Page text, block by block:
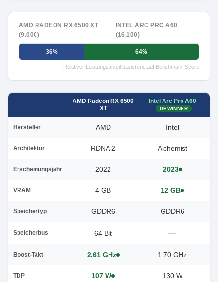
AMD RADEON RX 6500 XT
(9.000)
INTEL ARC PRO A60
(16.100)
36% 64%
Relativer Leistungsanteil basierend auf Benchmark-Score
AMD Radeon RX 6500
XT
Intel Arc Pro A60
GEWINNER
Hersteller AMD Intel
Architektur RDNA 2 Alchemist
Erscheinungsjahr 2022 2023
VRAM 4 GB 12 GB
Speichertyp GDDR6 GDDR6
Speicherbus 64 Bit —
Boost-Takt 2.61 GHz 1.70 GHz
TDP 107 W 130 W